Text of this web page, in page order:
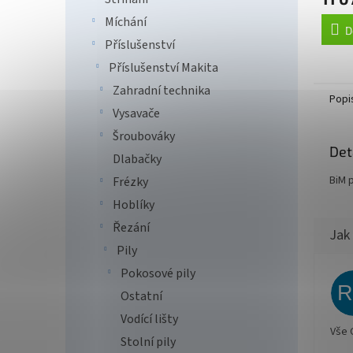
Míchání
Příslušenství
Příslušenství Makita
Zahradní technika
Vysavače
Šroubováky
Dlabačky
Frézky
Hoblíky
Řezání
Pily
Pokosové pily
Ostatní
Vodící lišty
Stolní pily
BiM
Vše